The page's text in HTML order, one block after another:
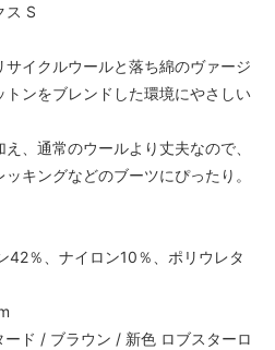
ス S
イクルウールと落ち綿のヴァージ
トンをブレンドした環境にやさしい
、通常のウールより丈夫なので、
キングなどのブーツにぴったり。
42％、ナイロン10％、ポリウレタ
ド / ブラウン / 新色 ロブスターロ